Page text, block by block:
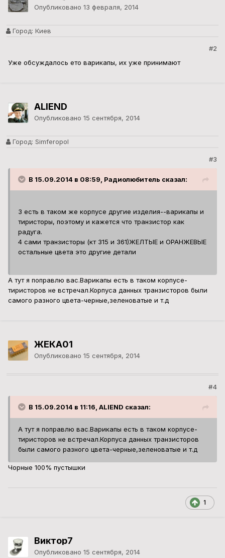
Опубликовано 13 февраля, 2014
Город: Киев
#2
Уже обсуждалось ето варикапы, их уже принимают
ALIEND
Опубликовано 15 сентября, 2014
Город: Simferopol
#3
В 15.09.2014 в 08:59, Радиолюбитель сказал:
3 есть в таком же корпусе другие изделия--варикапы и
тиристоры, поэтому и кажется что транзистор как
радуга.
4 сами транзисторы (кт 315 и 361)ЖЕЛТЫЕ и ОРАНЖЕВЫЕ
остальные цвета это другие детали
А тут я поправлю вас.Варикапы есть в таком корпусе-
тиристоров не встречал.Корпуса данных транзисторов были
самого разного цвета-черные,зеленоватые и т.д
ЖЕКА01
Опубликовано 15 сентября, 2014
#4
В 15.09.2014 в 11:16, ALIEND сказал:
А тут я поправлю вас.Варикапы есть в таком корпусе-
тиристоров не встречал.Корпуса данных транзисторов
были самого разного цвета-черные,зеленоватые и т.д
Чорные 100% пустышки
1
Виктор7
Опубликовано 15 сентября, 2014